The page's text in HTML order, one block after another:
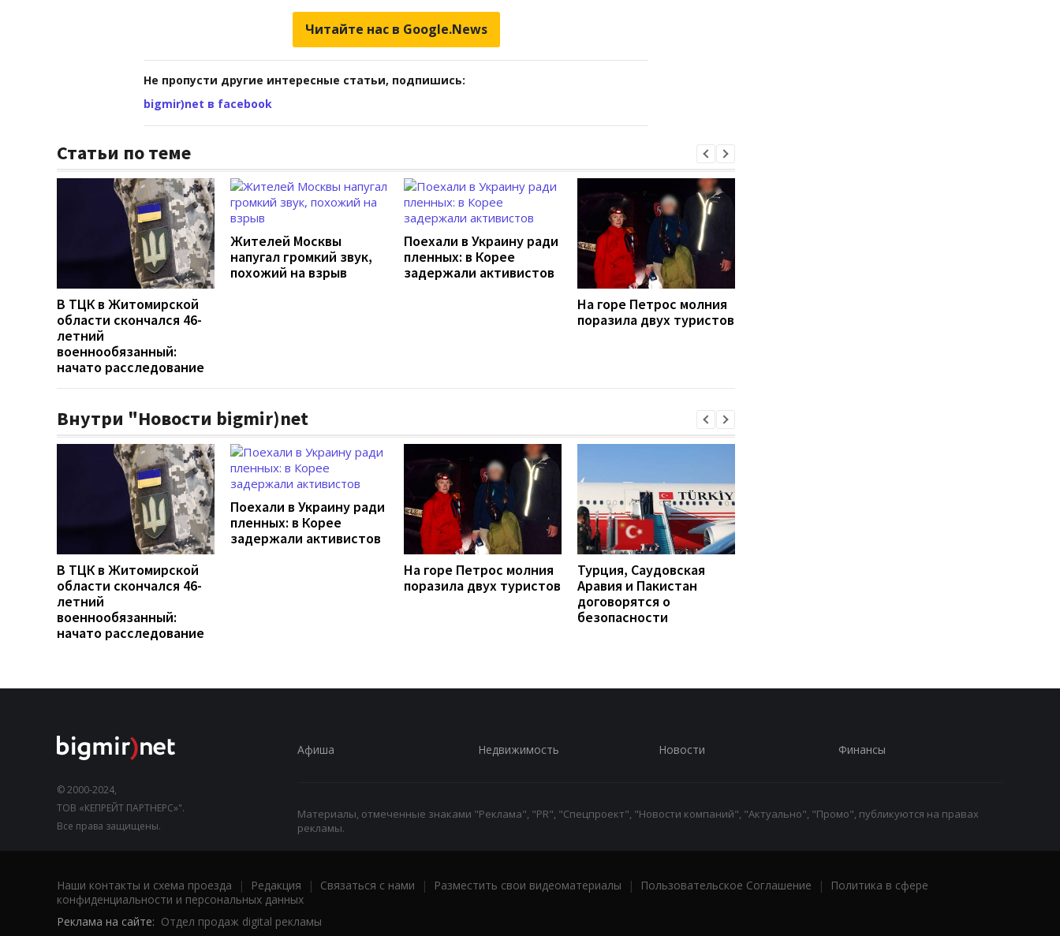
Читайте нас в Google.News
Не пропусти другие интересные статьи, подпишись:
bigmir)net в facebook
Статьи по теме
В ТЦК в Житомирской
области скончался 46-
летний
военнообязанный:
начато расследование
Жителей Москвы
напугал громкий звук,
похожий на взрыв
Поехали в Украину ради
пленных: в Корее
задержали активистов
На горе Петрос молния
поразила двух туристов
Внутри "Новости bigmir)net
В ТЦК в Житомирской
области скончался 46-
летний
военнообязанный:
начато расследование
Поехали в Украину ради
пленных: в Корее
задержали активистов
На горе Петрос молния
поразила двух туристов
Турция, Саудовская
Аравия и Пакистан
договорятся о
безопасности
© 2000-2024,
ТОВ «КЕПРЕЙТ ПАРТНЕРС»".
Все права защищены.
Афиша Недвижимость Новости Финансы
Материалы, отмеченные знаками "Реклама", "PR", "Спецпроект", "Новости компаний", "Актуально", "Промо", публикуются на правах
рекламы.
Наши контакты и схема проезда | Редакция | Связаться с нами | Разместить свои видеоматериалы | Пользовательское Соглашение |
Политика в сфере
конфиденциальности и персональных данных
Реклама на сайте: Отдел продаж digital рекламы